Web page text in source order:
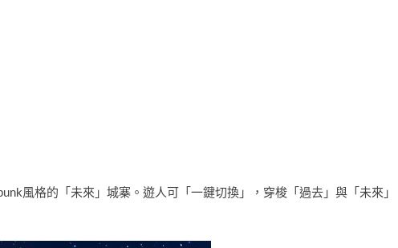
風格的「未來」城寨。遊人可「一鍵切換」，穿梭「過去」與「未來